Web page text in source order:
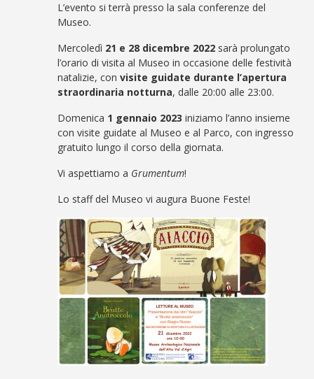
L’evento si terrà presso la sala conferenze del
Museo.
Mercoledì 21 e 28 dicembre 2022 sarà prolungato
l’orario di visita al Museo in occasione delle festività
natalizie, convisite guidate durante l’apertura
straordinaria notturna, dalle 20:00 alle 23:00.
Domenica 1 gennaio 2023 iniziamo l’anno insieme
con visite guidate al Museo e al Parco, con ingresso
gratuito lungo il corso della giornata.
Vi aspettiamo a Grumentum!
Lo staff del Museo vi augura Buone Feste!